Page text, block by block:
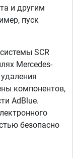
и другим
пуск
SCR
Mercedes-
компонентов,
AdBlue.
безопасно